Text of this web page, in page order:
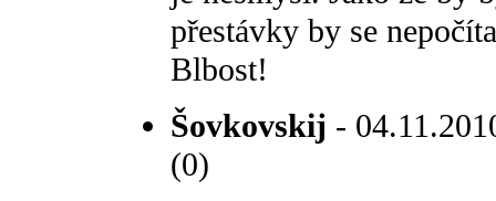
přestávky by se
Blbost!
Šovkovskij -
(0)